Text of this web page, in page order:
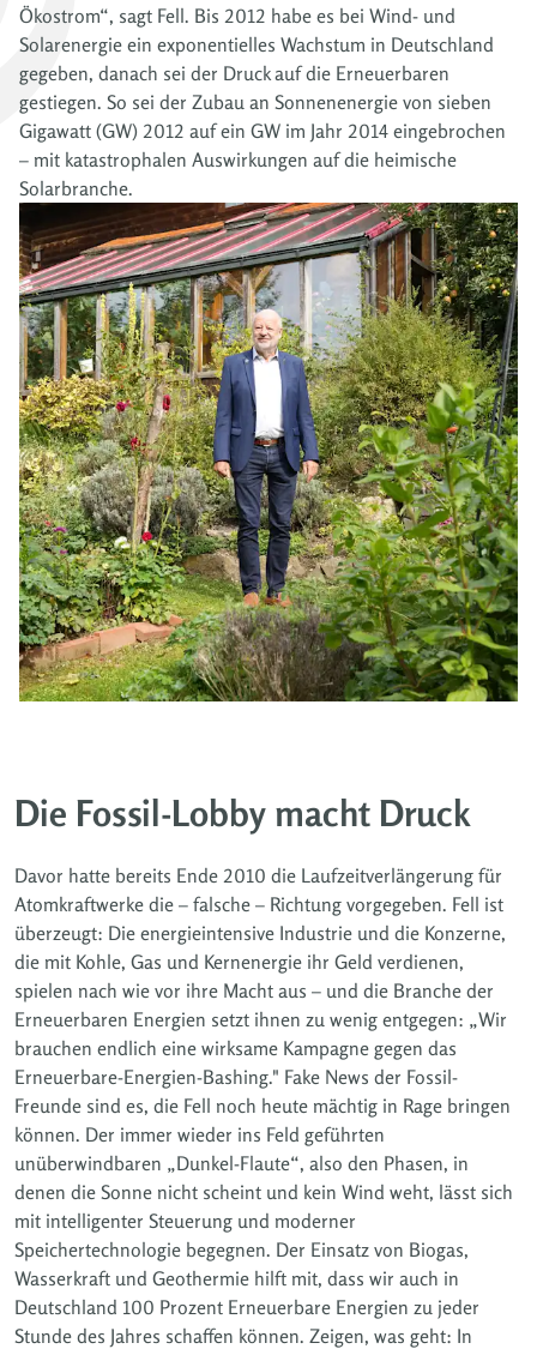
Ökostrom“, sagt Fell. Bis 2012 habe es bei Wind- und
Solarenergie ein exponentielles Wachstum in Deutschland
gegeben, danach sei der Druck auf die Erneuerbaren
gestiegen. So sei der Zubau an Sonnenenergie von sieben
Gigawatt (GW) 2012 auf ein GW im Jahr 2014 eingebrochen
– mit katastrophalen Auswirkungen auf die heimische
Solarbranche.
Die Fossil-Lobby macht Druck
Davor hatte bereits Ende 2010 die Laufzeitverlängerung für
Atomkraftwerke die – falsche – Richtung vorgegeben. Fell ist
überzeugt: Die energieintensive Industrie und die Konzerne,
die mit Kohle, Gas und Kernenergie ihr Geld verdienen,
spielen nach wie vor ihre Macht aus – und die Branche der
Erneuerbaren Energien setzt ihnen zu wenig entgegen: „Wir
brauchen endlich eine wirksame Kampagne gegen das
Erneuerbare-Energien-Bashing." Fake News der Fossil-
Freunde sind es, die Fell noch heute mächtig in Rage bringen
können. Der immer wieder ins Feld geführten
unüberwindbaren „Dunkel-Flaute“, also den Phasen, in
denen die Sonne nicht scheint und kein Wind weht, lässt sich
mit intelligenter Steuerung und moderner
Speichertechnologie begegnen. Der Einsatz von Biogas,
Wasserkraft und Geothermie hilft mit, dass wir auch in
Deutschland 100 Prozent Erneuerbare Energien zu jeder
Stunde des Jahres schaffen können. Zeigen, was geht: In